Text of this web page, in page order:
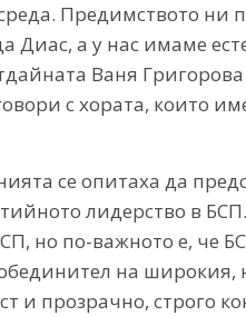
Предимството ни
Диас, а у нас имаме
Ваня
с хората, които
се опитаха да
лидерство в
но по-важното е, че
на
и прозрачно, строго